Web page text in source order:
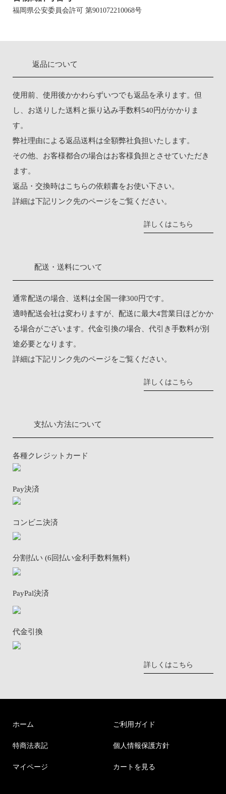
福岡県公安委員会許可 第901072210068号
返品について
使用前、使用後かかわらずいつでも返品を承ります。但
し、お送りした送料と振り込み手数料540円がかかりま
す。
弊社理由による返品送料は全額弊社負担いたします。
その他、お客様都合の場合はお客様負担とさせていただき
ます。
返品・交換時はこちらの依頼書をお使い下さい。
詳細は下記リンク先のページをご覧ください。
詳しくはこちら
配送・送料について
通常配送の場合、送料は全国一律300円です。
適時配送会社は変わりますが、配送に最大4営業日ほどかか
る場合がございます。代金引換の場合、代引き手数料が別
途必要となります。
詳細は下記リンク先のページをご覧ください。
詳しくはこちら
支払い方法について
各種クレジットカード
Pay決済
コンビニ決済
分割払い (6回払い金利手数料無料)
PayPal決済
代金引換
詳しくはこちら
ホーム ご利用ガイド
特商法表記 個人情報保護方針
マイページ カートを見る